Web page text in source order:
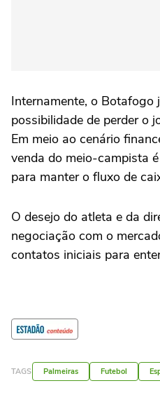
Internamente, o Botafogo
possibilidade de perder o
Em meio ao cenário
venda do meio-campista
para manter o fluxo de
O desejo do atleta e da
negociação com o
contatos iniciais para
TAGS Palmeiras Futebol